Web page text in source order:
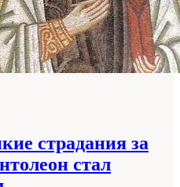
страдания за
стал